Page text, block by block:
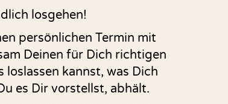
losgehen!
persönlichen Termin mit
Deinen für Dich richtigen
kannst, was Dich
es Dir vorstellst, abhält.